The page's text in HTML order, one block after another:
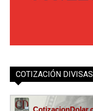
COTIZACIÓN DIVISAS